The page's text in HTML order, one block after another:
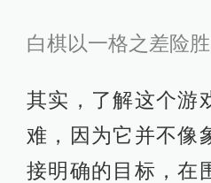
白棋以一格之差险胜
其实，了解这个游
难，因为它并不像
接明确的目标，在